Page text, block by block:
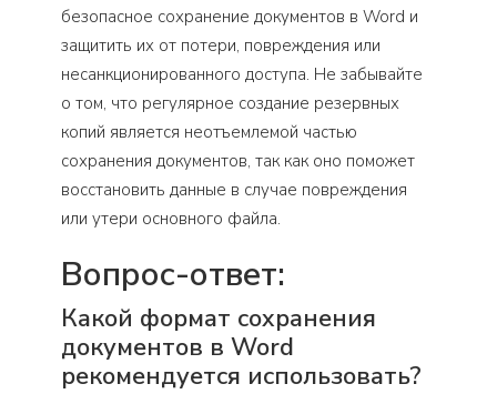
безопасное сохранение документов в Word и
защитить их от потери, повреждения или
несанкционированного доступа. Не забывайте
о том, что регулярное создание резервных
копий является неотъемлемой частью
сохранения документов, так как оно поможет
восстановить данные в случае повреждения
или утери основного файла.
Вопрос-ответ:
Какой формат сохранения
документов в Word
рекомендуется использовать?